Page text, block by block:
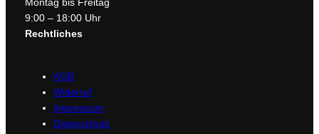
9:00 – 18:00 Uhr
Rechtliches
AGB
Widerruf
Impressum
Datenschutz